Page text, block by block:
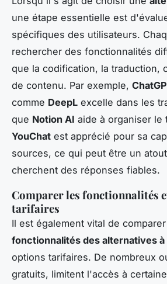
une étape essentielle est
spécifiques des utilisateurs.
rechercher des fonctionnalités
que la codification, la traduction,
de contenu. Par exemple,
comme DeepL excelle dans les
que Notion AI aide à organiser le
YouChat est apprécié pour sa
sources, ce qui peut être un
cherchent des réponses fiables.
Comparer les fonctionnalités
tarifaires
Il est également vital de
fonctionnalités des alternatives à
options tarifaires. De nombreux
gratuits, limitent l'accès à